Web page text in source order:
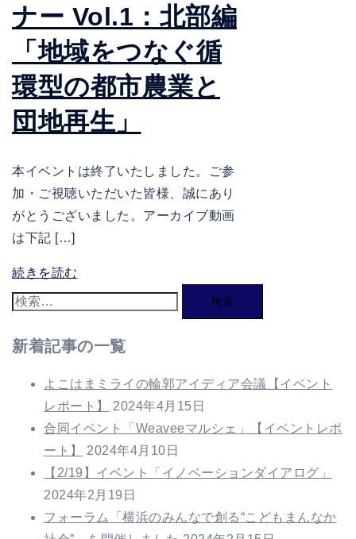
ナー Vol.1：北部編
「地域をつなぐ循
環型の都市農業と
団地再生」
本イベントは終了いたしました。ご参
加・ご視聴いただいた皆様、誠にあり
がとうございました。アーカイブ動画
は下記 […]
続きを読む
検
新着記事の一覧
よこはまミライの輪郭アイディア会議【イベント
レポート】
2024年4月15日
合同イベント「Weaveeマルシェ」【イベントレポ
ート】
2024年4月10日
【2/19】イベント「イノベーションダイアログ」
2024年2月19日
フォーラム「横浜のみんなで創る“こどもまんなか